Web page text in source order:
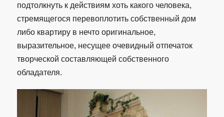
подтолкнуть к действиям хоть какого человека,
стремящегося перевоплотить собственный дом
либо квартиру в нечто оригинальное,
выразительное, несущее очевидный отпечаток
творческой составляющей собственного
обладателя.